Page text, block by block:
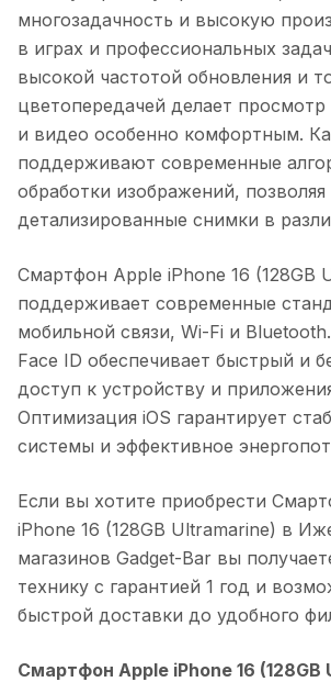
многозадачность и высокую
в играх и профессиональных
высокой частотой обновления и
цветопередачей делает
и видео особенно комфортным.
поддерживают современные
обработки изображений, позволяя
детализированные снимки в
Смартфон Apple iPhone 16 (128GB
поддерживает современные
мобильной связи, Wi-Fi и
Face ID обеспечивает быстрый и
доступ к устройству и
Оптимизация iOS гарантирует
системы и эффективное
Если вы хотите приобрести
iPhone 16 (128GB Ultramarine) в
магазинов Gadget-Bar вы
технику с гарантией 1 год и
быстрой доставки до удобного
Смартфон Apple iPhone 16 (128GB